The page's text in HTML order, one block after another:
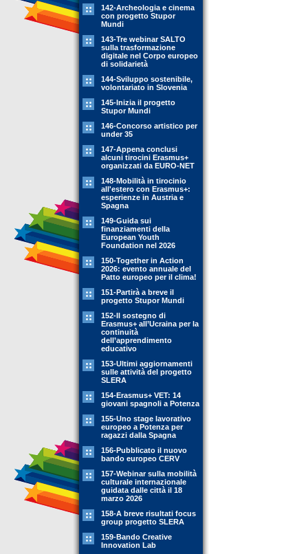
142-Archeologia e cinema
con progetto Stupor
Mundi
143-Tre webinar SALTO
sulla trasformazione
digitale nel Corpo europeo
di solidarietà
144-Sviluppo sostenibile,
volontariato in Slovenia
145-Inizia il progetto
Stupor Mundi
146-Concorso artistico per
under 35
147-Appena conclusi
alcuni tirocini Erasmus+
organizzati da EURO-NET
148-Mobilità in tirocinio
all'estero con Erasmus+:
esperienze in Austria e
Spagna
149-Guida sui
finanziamenti della
European Youth
Foundation nel 2026
150-Together in Action
2026: evento annuale del
Patto europeo per il clima!
151-Partirà a breve il
progetto Stupor Mundi
152-Il sostegno di
Erasmus+ all’Ucraina per la
continuità
dell’apprendimento
educativo
153-Ultimi aggiornamenti
sulle attività del progetto
SLERA
154-Erasmus+ VET: 14
giovani spagnoli a Potenza
155-Uno stage lavorativo
europeo a Potenza per
ragazzi dalla Spagna
156-Pubblicato il nuovo
bando europeo CERV
157-Webinar sulla mobilità
culturale internazionale
guidata dalle città il 18
marzo 2026
158-A breve risultati focus
group progetto SLERA
159-Bando Creative
Innovation Lab